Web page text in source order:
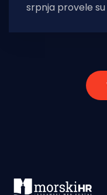
srpnja provele